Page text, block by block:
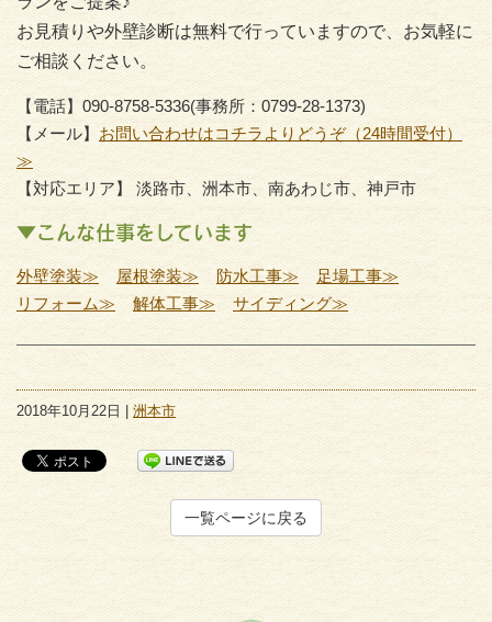
お見積りや外壁診断は無料で行っていますので、お気軽に
ご相談ください。
【電話】090-8758-5336(事務所：0799-28-1373)
【メール】 お問い合わせはコチラよりどうぞ（24時間受付）
≫
【対応エリア】 淡路市、洲本市、南あわじ市、神戸市
▼こんな仕事をしています
外壁塗装≫ 屋根塗装≫ 防水工事≫
足場工事≫
リフォーム≫
解体工事≫ サイディング≫
2018年10月22日 | 洲本市
一覧ページに戻る